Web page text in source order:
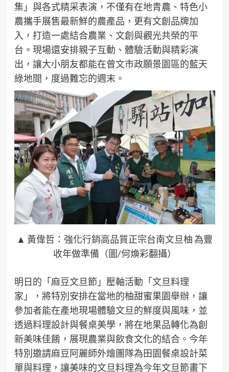
集」與各式精采表演，不僅有在地青農、特色小
農攜手展售最新鮮的農產品，更有文創品牌加
入，打造一處結合農業、文創與觀光共榮的平
台。現場還安排親子互動、體驗活動與精彩演
出，讓大小朋友都能在曾文市政願景園區的藍天
綠地間，度過難忘的週末。
▲ 黃偉哲：強化行銷高品質正宗台南文旦柚 為豐
收年做準備（圖/何煥彩翻攝）
明日的「麻豆文旦節」壓軸活動「文旦料理
家」，將特別安排在當地的柚甜蜜果園舉辦，讓
參加者能在產地現場體驗文旦的鮮度與風味，並
透過料理設計與餐桌美學，將在地果品轉化為創
新美味佳餚，展現農業與飲食文化的結合。今年
特別邀請麻豆阿麗師外燴團隊為田園餐桌設計菜
單與料理，讓美味的文旦料理為今年文旦節畫下